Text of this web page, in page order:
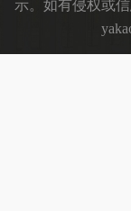
示。如有侵权或